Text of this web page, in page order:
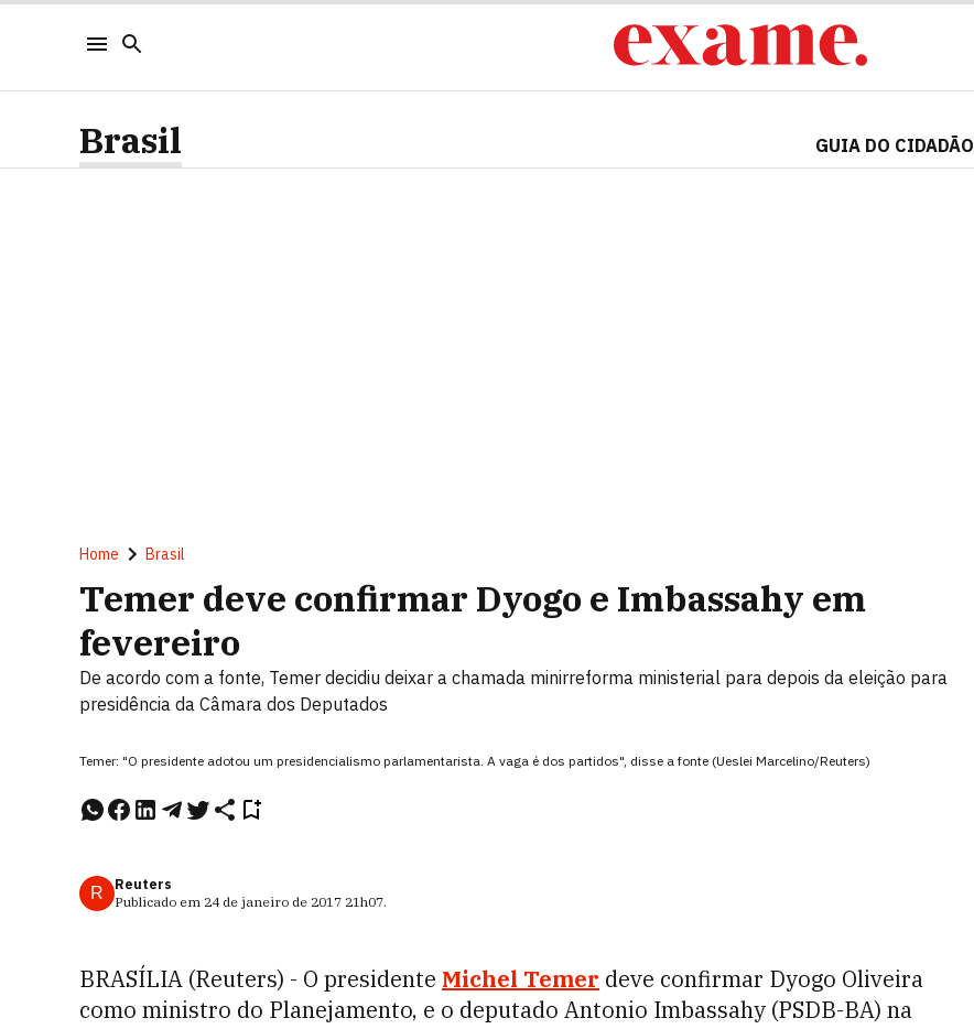
Brasil GUIA DO CIDADÃO
Home Brasil
Temer deve confirmar Dyogo e Imbassahy em
fevereiro
De acordo com a fonte, Temer decidiu deixar a chamada minirreforma ministerial para depois da eleição para
presidência da Câmara dos Deputados
Temer: "O presidente adotou um presidencialismo parlamentarista. A vaga é dos partidos", disse a fonte (Ueslei Marcelino/Reuters)
R
Reuters
Publicado em 24 de janeiro de 2017 21h07.
BRASÍLIA (Reuters) - O presidente Michel Temer deve confirmar Dyogo Oliveira
como ministro do Planejamento, e o deputado Antonio Imbassahy (PSDB-BA) na